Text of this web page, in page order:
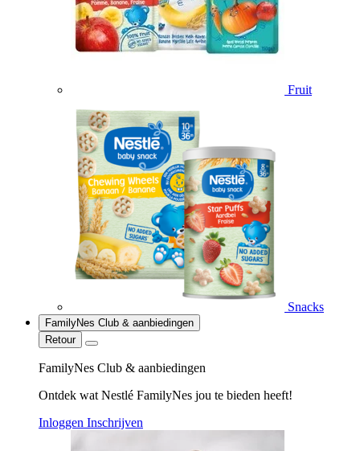
Fruit
Snacks
FamilyNes Club & aanbiedingen
Retour
FamilyNes Club & aanbiedingen
Ontdek wat Nestlé FamilyNes jou te bieden heeft!
Inloggen Inschrijven